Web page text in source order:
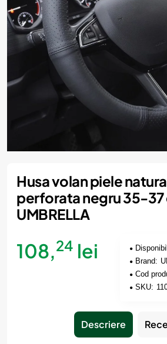
Husa volan piele
perforata negru 35-37
UMBRELLA
108,24 lei
Brand:
Cod
SKU:
Descriere